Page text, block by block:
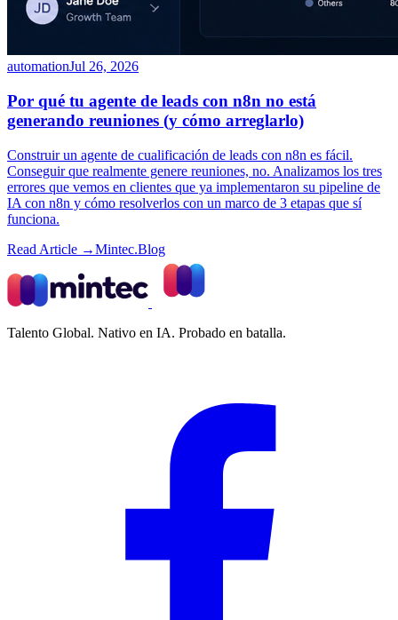
automationJul 26, 2026
Por qué tu agente de leads con n8n no está
generando reuniones (y cómo arreglarlo)
Construir un agente de cualificación de leads con n8n es fácil.
Conseguir que realmente genere reuniones, no. Analizamos los tres
errores que vemos en clientes que ya implementaron su pipeline de
IA con n8n y cómo resolverlos con un marco de 3 etapas que sí
funciona.
Read Article →Mintec.Blog
Talento Global. Nativo en IA. Probado en batalla.